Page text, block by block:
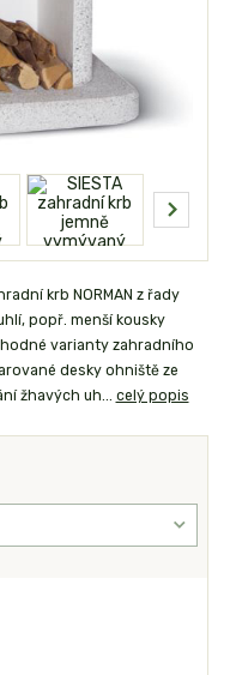
krb NORMAN z řady
popř. menší kousky
varianty zahradního
desky ohniště ze
žhavých uh... celý popis